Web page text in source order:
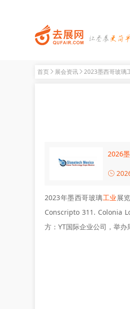
首页 展会资讯 2023墨西哥玻璃
2026
2023年墨西哥玻璃工业展
Conscripto 311. Colonia
方：YT国际企业公司，举